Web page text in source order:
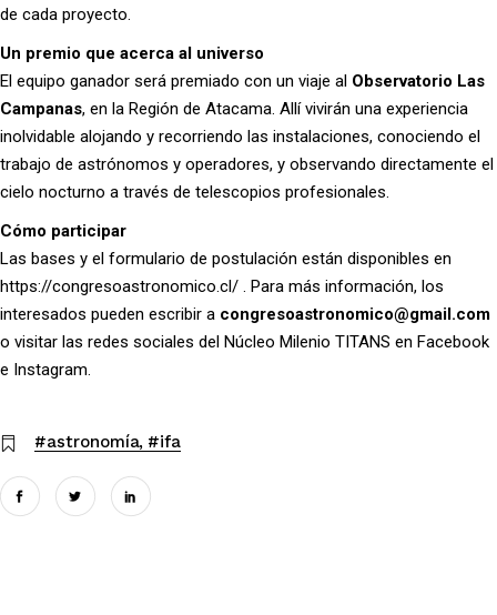
de cada proyecto.
Un premio que acerca al universo
El equipo ganador será premiado con un viaje al Observatorio Las
Campanas, en la Región de Atacama. Allí vivirán una experiencia
inolvidable alojando y recorriendo las instalaciones, conociendo el
trabajo de astrónomos y operadores, y observando directamente el
cielo nocturno a través de telescopios profesionales.
Cómo participar
Las bases y el formulario de postulación están disponibles en
https://congresoastronomico.cl/ . Para más información, los
interesados pueden escribir a congresoastronomico@gmail.com
o visitar las redes sociales del Núcleo Milenio TITANS en Facebook
e Instagram.
#astronomía #ifa